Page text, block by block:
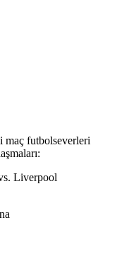
maç futbolseverleri
Liverpool